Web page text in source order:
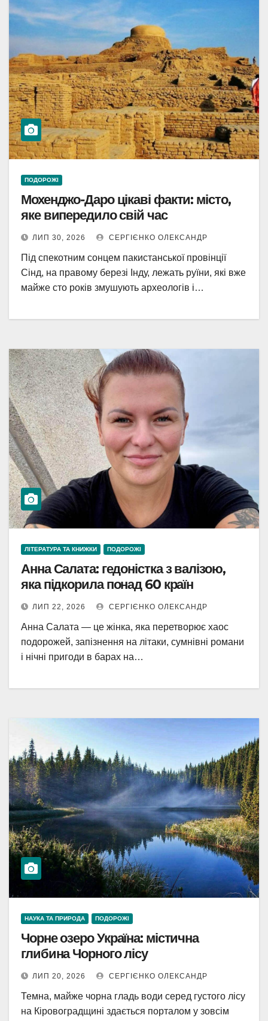
ПОДОРОЖІ
Мохенджо-Даро цікаві факти: місто,
яке випередило свій час
ЛИП 30, 2026 СЕРГІЄНКО ОЛЕКСАНДР
Під спекотним сонцем пакистанської провінції
Сінд, на правому березі Інду, лежать руїни, які вже
майже сто років змушують археологів і…
ЛІТЕРАТУРА ТА КНИЖКИ ПОДОРОЖІ
Анна Салата: гедоністка з валізою,
яка підкорила понад 60 країн
ЛИП 22, 2026 СЕРГІЄНКО ОЛЕКСАНДР
Анна Салата — це жінка, яка перетворює хаос
подорожей, запізнення на літаки, сумнівні романи
і нічні пригоди в барах на…
НАУКА ТА ПРИРОДА ПОДОРОЖІ
Чорне озеро Україна: містична
глибина Чорного лісу
ЛИП 20, 2026 СЕРГІЄНКО ОЛЕКСАНДР
Темна, майже чорна гладь води серед густого лісу
на Кіровоградщині здається порталом у зовсім